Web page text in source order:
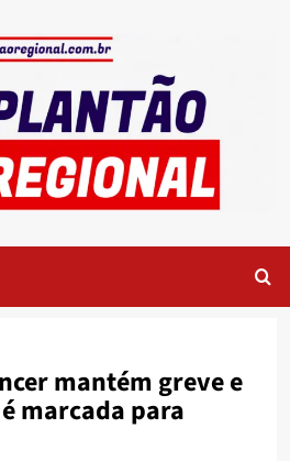
mantém greve e
marcada para